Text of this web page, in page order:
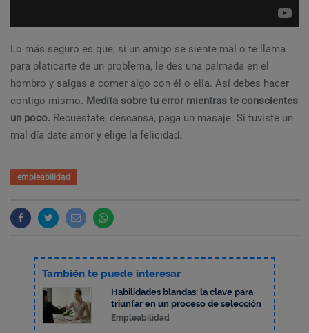
Lo más seguro es que, si un amigo se siente mal o te llama
para platicarte de un problema, le des una palmada en el
hombro y salgas a comer algo con él o ella. Así debes hacer
contigo mismo. Medita sobre tu error mientras te conscientes
un poco. Recuéstate, descansa, paga un masaje. Si tuviste un
mal día date amor y elige la felicidad.
empleabilidad
También te puede interesar
Habilidades blandas: la clave para
triunfar en un proceso de selección
Empleabilidad